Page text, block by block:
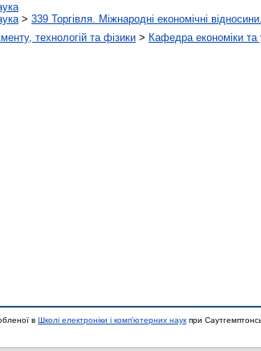
> 339 Торгівля. Міжнародні економічні
технологій та фізики > Кафедра економіки та
в Школі електроніки і комп'ютерних наук при